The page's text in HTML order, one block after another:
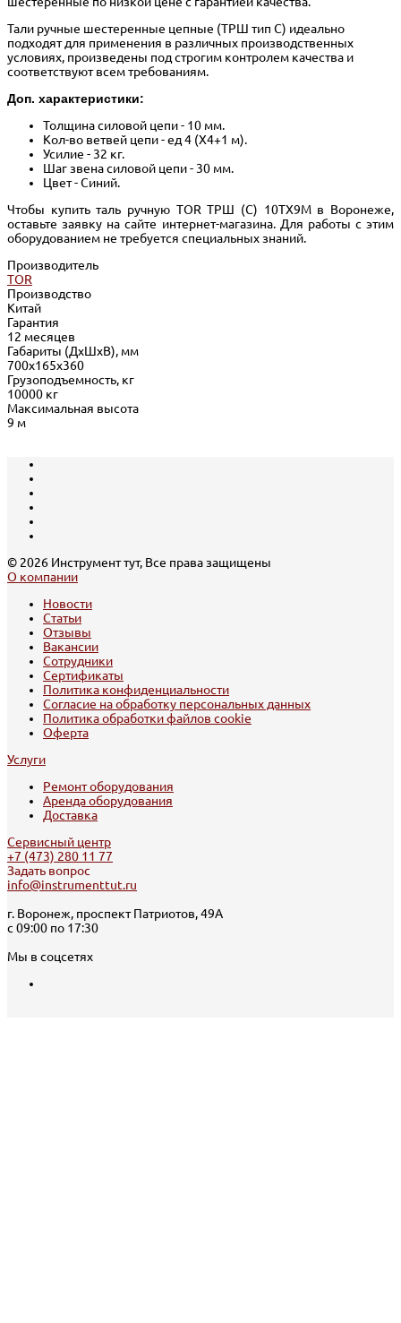
Тали ручные шестеренные цепные (ТРШ тип С) идеально
подходят для применения в различных производственных
условиях, произведены под строгим контролем качества и
соответствуют всем требованиям.
Доп. характеристики:
Толщина силовой цепи - 10 мм.
Кол-во ветвей цепи - ед 4 (Х4+1 м).
Усилие - 32 кг.
Шаг звена силовой цепи - 30 мм.
Цвет - Синий.
Чтобы купить таль ручную TOR ТРШ (C) 10ТХ9М в Воронеже,
оставьте заявку на сайте интернет-магазина. Для работы с этим
оборудованием не требуется специальных знаний.
Производитель
TOR
Производство
Китай
Гарантия
12 месяцев
Габариты (ДхШхВ), мм
700х165х360
Грузоподъемность, кг
10000 кг
Максимальная высота
9 м
© 2026 Инструмент тут, Все права защищены
О компании
Новости
Статьи
Отзывы
Вакансии
Сотрудники
Сертификаты
Политика конфиденциальности
Согласие на обработку персональных данных
Политика обработки файлов cookie
Оферта
Услуги
Ремонт оборудования
Аренда оборудования
Доставка
Сервисный центр
+7 (473) 280 11 77
Задать вопрос
info@instrumenttut.ru
г. Воронеж, проспект Патриотов, 49А
с 09:00 по 17:30
Мы в соцсетях